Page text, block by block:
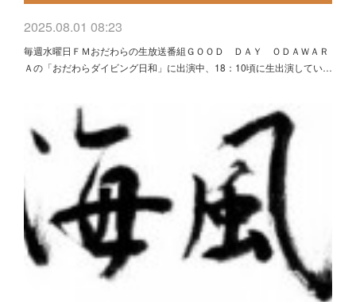
2025.08.01 08:23
毎週水曜日ＦＭおだわらの生放送番組ＧＯＯＤ ＤＡＹ ＯＤＡＷＡＲ
Ａの「おだわらダイビング日和」に出演中、18：10頃に生出演してい…